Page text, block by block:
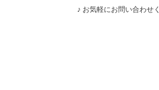
♪ お気軽にお問い合わせ